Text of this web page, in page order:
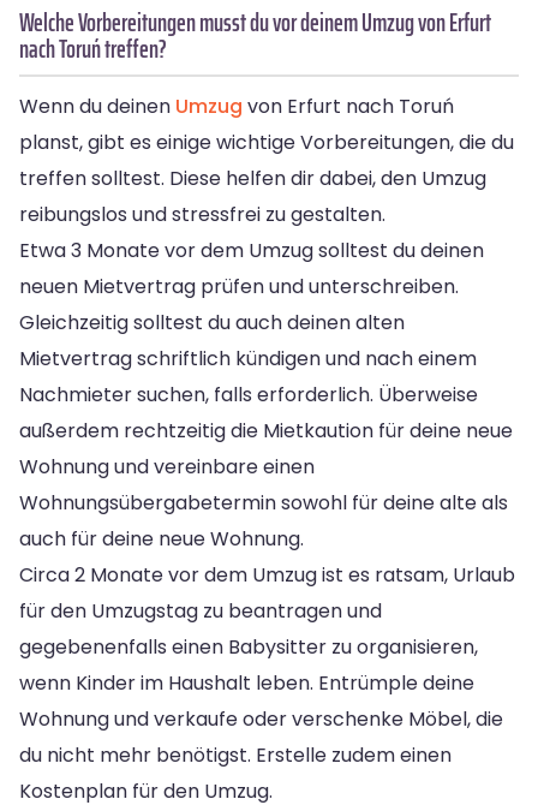
Welche Vorbereitungen musst du vor deinem Umzug von Erfurt
nach Toruń treffen?
Wenn du deinen Umzug von Erfurt nach Toruń
planst, gibt es einige wichtige Vorbereitungen, die du
treffen solltest. Diese helfen dir dabei, den Umzug
reibungslos und stressfrei zu gestalten.
Etwa 3 Monate vor dem Umzug solltest du deinen
neuen Mietvertrag prüfen und unterschreiben.
Gleichzeitig solltest du auch deinen alten
Mietvertrag schriftlich kündigen und nach einem
Nachmieter suchen, falls erforderlich. Überweise
außerdem rechtzeitig die Mietkaution für deine neue
Wohnung und vereinbare einen
Wohnungsübergabetermin sowohl für deine alte als
auch für deine neue Wohnung.
Circa 2 Monate vor dem Umzug ist es ratsam, Urlaub
für den Umzugstag zu beantragen und
gegebenenfalls einen Babysitter zu organisieren,
wenn Kinder im Haushalt leben. Entrümple deine
Wohnung und verkaufe oder verschenke Möbel, die
du nicht mehr benötigst. Erstelle zudem einen
Kostenplan für den Umzug.